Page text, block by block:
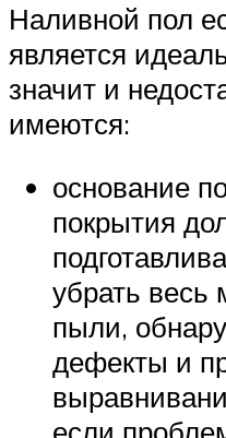
Наливной пол
является
значит и
имеются:
основание
покрытия
убрать весь
пыли,
дефекты и
если